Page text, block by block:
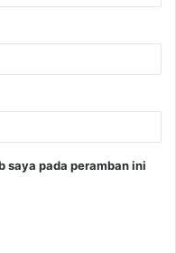
saya pada peramban ini